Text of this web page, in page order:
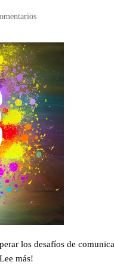
los desafíos de
más!